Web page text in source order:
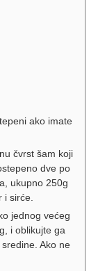
ako imate
čvrst šam koji
dve po
ukupno 250g
i sirće.
jednog većeg
i oblikujte ga
Ako ne